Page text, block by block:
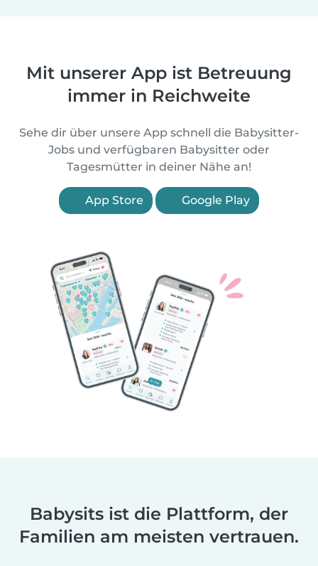
Mit unserer App ist Betreuung
immer in Reichweite
Sehe dir über unsere App schnell die Babysitter-
Jobs und verfügbaren Babysitter oder
Tagesmütter in deiner Nähe an!
App Store Google Play
Babysits ist die Plattform, der
Familien am meisten vertrauen.